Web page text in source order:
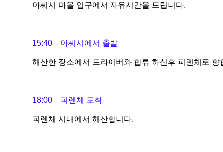
아씨시 마을 입구에서 자유시간을 드립니다.
15:40 아씨시에서 출발
해산한 장소에서 드라이버와 합류 하신후 피렌체로 향
18:00 피렌체 도착
피렌체 시내에서 해산합니다.